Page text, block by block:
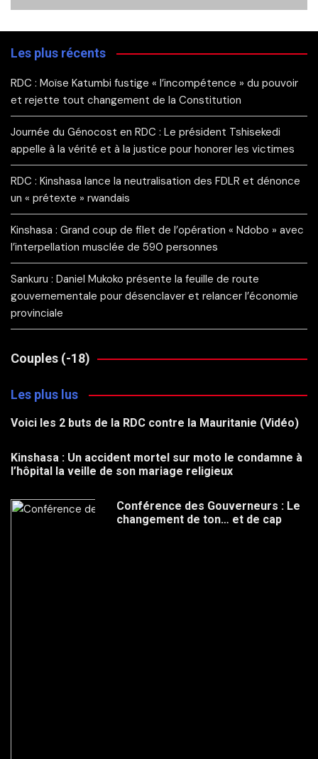
Les plus récents
RDC : Moïse Katumbi fustige « l’incompétence » du pouvoir
et rejette tout changement de la Constitution
Journée du Génocost en RDC : Le président Tshisekedi
appelle à la vérité et à la justice pour honorer les victimes
RDC : Kinshasa lance la neutralisation des FDLR et dénonce
un « prétexte » rwandais
Kinshasa : Grand coup de filet de l’opération « Ndobo » avec
l’interpellation musclée de 590 personnes
Sankuru : Daniel Mukoko présente la feuille de route
gouvernementale pour désenclaver et relancer l’économie
provinciale
Couples (-18)
Les plus lus
Voici les 2 buts de la RDC contre la Mauritanie (Vidéo)
Kinshasa : Un accident mortel sur moto le condamne à
l’hôpital la veille de son mariage religieux
Conférence des Gouverneurs : Le
changement de ton… et de cap